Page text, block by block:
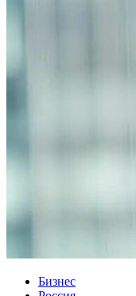
Бизнес